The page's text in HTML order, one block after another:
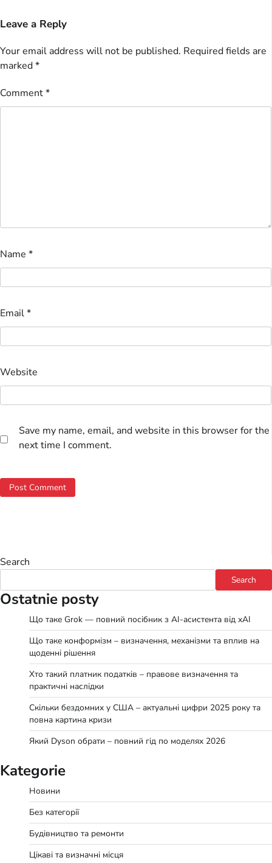
Leave a Reply
Your email address will not be published. Required fields are
marked*
Comment*
Name *
Email*
Website
Save my name, email, and website in this browser for the
next time I comment.
Search
Search
Ostatnie posty
Що таке Grok — повний посібник з AI-асистента від xAI
Що таке конформізм – визначення, механізми та вплив на
щоденні рішення
Хто такий платник податків – правове визначення та
практичні наслідки
Скільки бездомних у США – актуальні цифри 2025 року та
повна картина кризи
Який Dyson обрати – повний гід по моделях 2026
Kategorie
Новини
Без категорії
Будівництво та ремонти
Цікаві та визначні місця